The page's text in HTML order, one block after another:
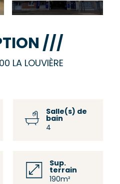
///
LA LOUVIÈRE
Salle(s) de
bain
4
Sup.
terrain
190m²